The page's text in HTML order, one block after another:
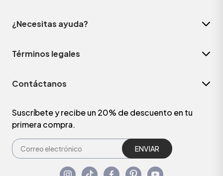
¿Necesitas ayuda?
Términos legales
Contáctanos
Suscríbete y recibe un 20% de descuento en tu
primera compra.
ENVIAR